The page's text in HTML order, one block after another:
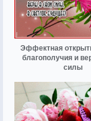
Эффектная
благополучия и
силы